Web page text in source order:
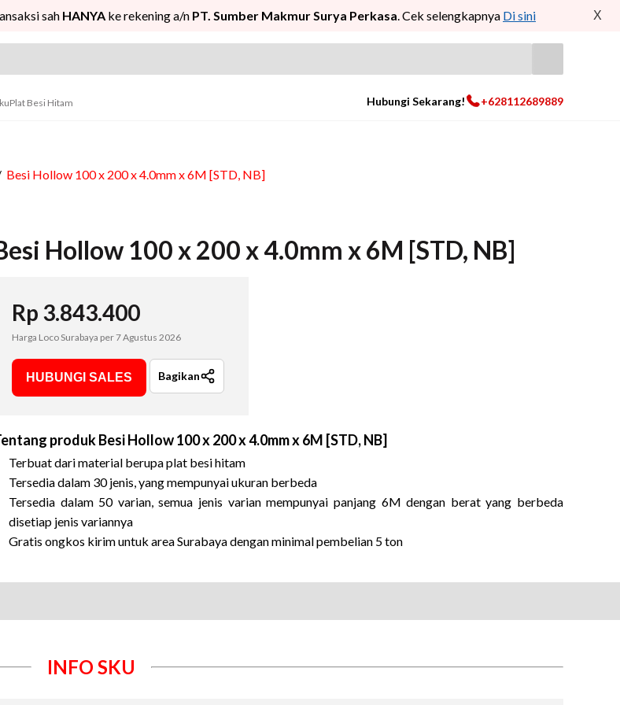
sah HANYA ke rekening a/n PT. Sumber Makmur Surya Perkasa. Cek selengkapnya Di sini X
Plat Besi Hitam Hubungi Sekarang! +628112689889
Besi Hollow 100 x 200 x 4.0mm x 6M [STD, NB]
Hollow 100 x 200 x 4.0mm x 6M [STD, NB]
Rp 3.843.400
Harga Loco Surabaya per7 Agustus 2026
HUBUNGI SALES Bagikan
produkBesi Hollow 100 x 200 x 4.0mm x 6M [STD, NB]
Terbuat dari material berupa plat besi hitam
Tersedia dalam 30 jenis, yang mempunyai ukuran berbeda
Tersedia dalam 50 varian, semua jenis varian mempunyai panjang 6M dengan berat yang berbeda
disetiap jenis variannya
Gratis ongkos kirim untuk area Surabaya dengan minimal pembelian 5 ton
INFO SKU